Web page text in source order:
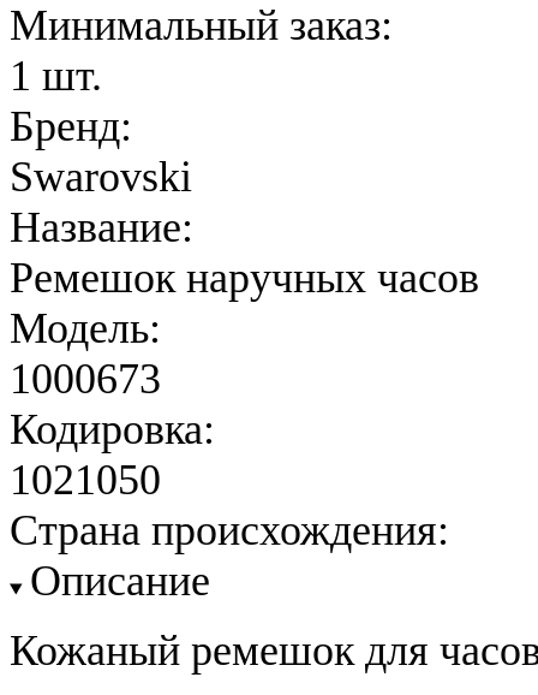
Минимальный заказ:
1 шт.
Бренд:
Swarovski
Название:
Ремешок наручных часов
Модель:
1000673
Кодировка:
1021050
Страна происхождения:
Описание
Кожаный ремешок для